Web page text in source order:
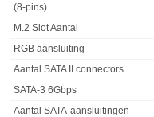
(8-pins)
M.2 Slot Aantal
RGB aansluiting
Aantal SATA II connectors
SATA-3 6Gbps
Aantal SATA-aansluitingen